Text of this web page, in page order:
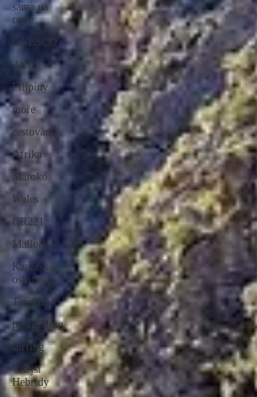
sama na
cestě
UNESCO
Asie
Filipíny
moře
cestování
Afrika
Maroko
Wales
GR221
Mallorka
Kanárské
ostrovy
Tenerife
paragliding
surfing
Vnější
Hebridy